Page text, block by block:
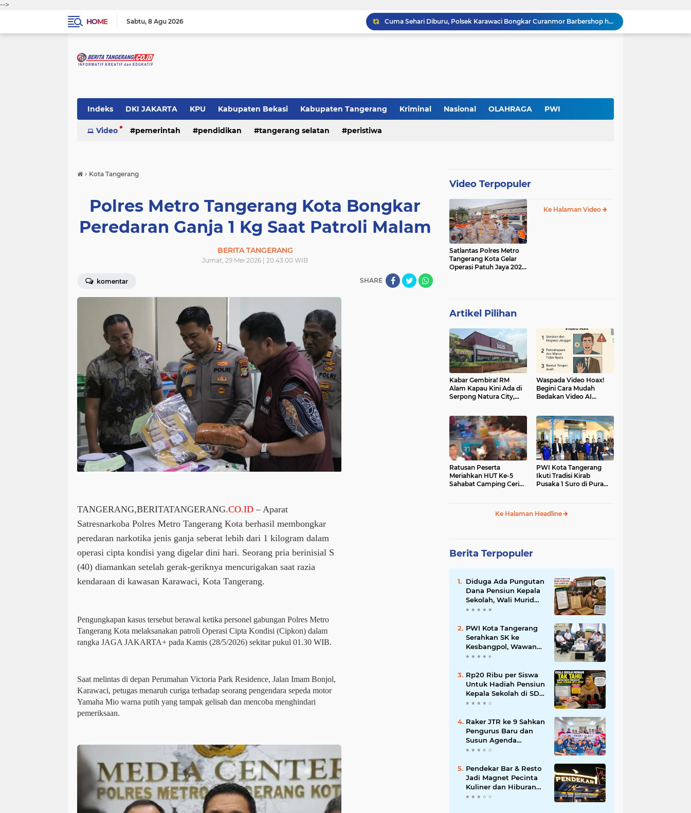
-->
HOME
Sabtu 8 Agu 2026
Cuma Sehari Diburu, Polsek Karawaci Bongkar Curanmor Barbershop hingga Jejak Penadah
PWI Kota Tangerang Serahkan SK ke Kesbangpol, Wawan Fauzi: Peran Media Bisa Berdampak Besar hingga Fatal
Soft Opening Warteg Kharisma Bahari Otentik 2, Hadirkan Menu Lezat dengan Harga Ramah di Kantong
Indeks DKI JAKARTA KPU Kabupaten Bekasi Kabupaten Tangerang Kriminal Nasional OLAHRAGA PWI
Pemerintah Pendidikan Polri peristiwa
Video pemerintah pendidikan tangerang selatan peristiwa
› Kota Tangerang
Polres Metro Tangerang Kota Bongkar
Peredaran Ganja 1 Kg Saat Patroli Malam
BERITA TANGERANG
Jumat, 29 Mei 2026 | 20.43.00 WIB
komentar SHARE
TANGERANG,BERITATANGERANG.CO.ID – Aparat
Satresnarkoba Polres Metro Tangerang Kota berhasil membongkar
peredaran narkotika jenis ganja seberat lebih dari 1 kilogram dalam
operasi cipta kondisi yang digelar dini hari. Seorang pria berinisial S
(40) diamankan setelah gerak-geriknya mencurigakan saat razia
kendaraan di kawasan Karawaci, Kota Tangerang.
Pengungkapan kasus tersebut berawal ketika personel gabungan Polres Metro
Tangerang Kota melaksanakan patroli Operasi Cipta Kondisi (Cipkon) dalam
rangka JAGA JAKARTA+ pada Kamis (28/5/2026) sekitar pukul 01.30 WIB.
Saat melintas di depan Perumahan Victoria Park Residence, Jalan Imam Bonjol,
Karawaci, petugas menaruh curiga terhadap seorang pengendara sepeda motor
Yamaha Mio warna putih yang tampak gelisah dan mencoba menghindari
pemeriksaan.
Video Terpopuler
Satlantas Polres Metro
Tangerang Kota Gelar
Operasi Patuh Jaya 2025,
Ke Halaman Video
Artikel Pilihan
Kabar Gembira! RM
Alam Kapau Kini Ada di
Serpong Natura City,
Waspada Video Hoax!
Begini Cara Mudah
Bedakan Video AI
Ratusan Peserta
Meriahkan HUT Ke-5
Sahabat Camping Ceria,
PWI Kota Tangerang
Ikuti Tradisi Kirab
Pusaka 1 Suro di Pura
Ke Halaman Headline
Berita Terpopuler
Diduga Ada Pungutan
Dana Pensiun Kepala
Sekolah, Wali Murid
SDN Pasar Kemis 2
Pengaduan
PWI Kota Tangerang
Serahkan SK ke
Kesbangpol, Wawan
Fauzi: Peran Media
hingga Fatal
Rp20 Ribu per Siswa
Untuk Hadiah Pensiun
Kepala Sekolah di SDN
Pasar Kemis 2,
Tahu?
Raker JTR ke 9 Sahkan
Pengurus Baru dan
Susun Agenda
Strategis 2026
Pendekar Bar & Resto
Jadi Magnet Pecinta
Kuliner dan Hiburan
Malam di Tangerang